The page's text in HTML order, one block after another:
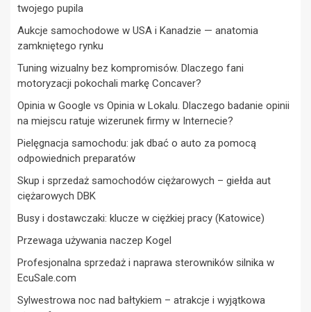
twojego pupila
Aukcje samochodowe w USA i Kanadzie — anatomia
zamkniętego rynku
Tuning wizualny bez kompromisów. Dlaczego fani
motoryzacji pokochali markę Concaver?
Opinia w Google vs Opinia w Lokalu. Dlaczego badanie opinii
na miejscu ratuje wizerunek firmy w Internecie?
Pielęgnacja samochodu: jak dbać o auto za pomocą
odpowiednich preparatów
Skup i sprzedaż samochodów ciężarowych – giełda aut
ciężarowych DBK
Busy i dostawczaki: klucze w ciężkiej pracy (Katowice)
Przewaga używania naczep Kogel
Profesjonalna sprzedaż i naprawa sterowników silnika w
EcuSale.com
Sylwestrowa noc nad bałtykiem – atrakcje i wyjątkowa